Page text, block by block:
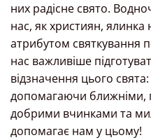
них радісне свято.
нас, як християн,
атрибутом святкування
нас важливіше
відзначення цього
допомагаючи
добрими вчинками та
допомагає нам у цьому!